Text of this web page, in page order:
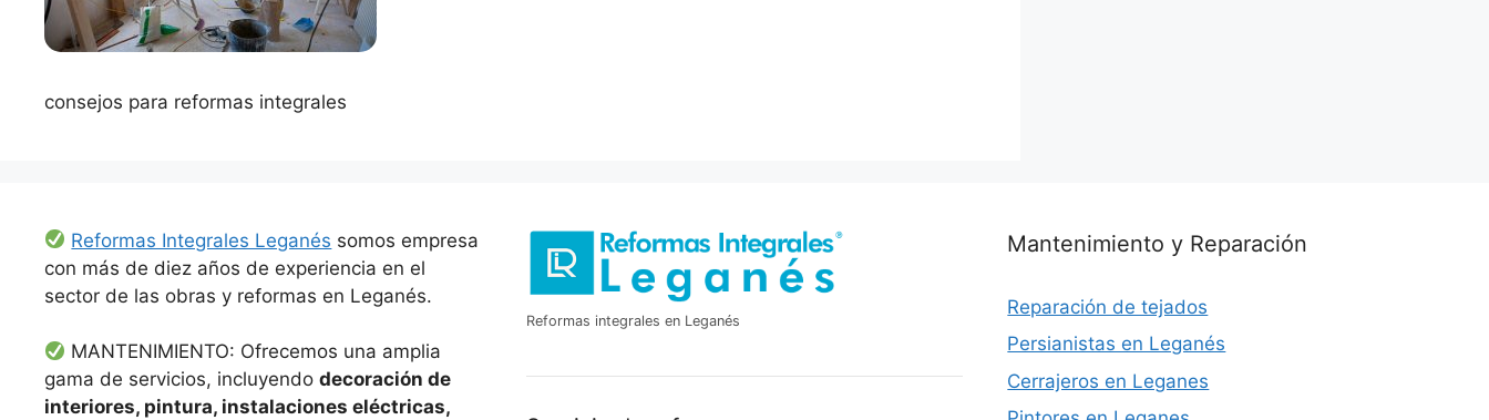
consejos para reformas integrales
Reformas Integrales Leganés somos empresa
con más de diez años de experiencia en el
sector de las obras y reformas en Leganés.
MANTENIMIENTO: Ofrecemos una amplia
gama de servicios, incluyendo decoración de
interiores, pintura, instalaciones eléctricas,
Reformas integrales en Leganés
Mantenimiento y Reparación
Reparación de tejados
Persianistas en Leganés
Cerrajeros en Leganes